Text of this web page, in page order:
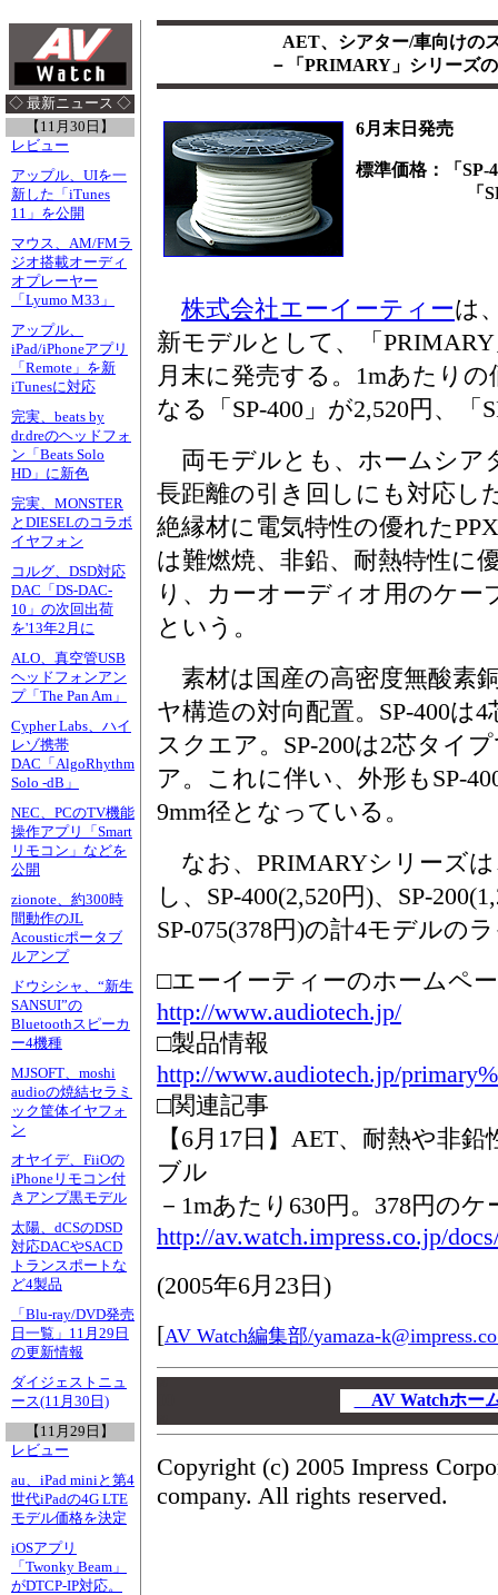
◇ 最新ニュース ◇
【11月30日】
レビュー
アップル、UIを一
新した「iTunes
11」を公開
マウス、AM/FMラ
ジオ搭載オーディ
オプレーヤー
「Lyumo M33」
アップル、
iPad/iPhoneアプリ
「Remote」を新
iTunesに対応
完実、beats by
dr.dreのヘッドフォ
ン「Beats Solo
HD」に新色
完実、MONSTER
とDIESELのコラボ
イヤフォン
コルグ、DSD対応
DAC「DS-DAC-
10」の次回出荷
を'13年2月に
ALO、真空管USB
ヘッドフォンアン
プ「The Pan Am」
Cypher Labs、ハイ
レゾ携帯
DAC「AlgoRhythm
Solo -dB」
NEC、PCのTV機能
操作アプリ「Smart
リモコン」などを
公開
zionote、約300時
間動作のJL
Acousticポータブ
ルアンプ
ドウシシャ、“新生
SANSUI”の
Bluetoothスピーカ
ー4機種
MJSOFT、moshi
audioの焼結セラミ
ック筐体イヤフォ
ン
オヤイデ、FiiOの
iPhoneリモコン付
きアンプ黒モデル
太陽、dCSのDSD
対応DACやSACD
トランスポートな
ど4製品
「Blu-ray/DVD発売
日一覧」11月29日
の更新情報
ダイジェストニュ
ース(11月30日)
【11月29日】
レビュー
au、iPad miniと第4
世代iPadの4G LTE
モデル価格を決定
iOSアプリ
「Twonky Beam」
がDTCP-IP対応。
AET、シアター/車向けの
－「PRIMARY」シリーズ
6月末日発売
標準価格：「SP-
「SP-200
株式会社エーイーティーは
新モデルとして、「
月末に発売する。1mあたり
なる「SP-400」が2,520円、「
両モデルとも、ホームシア
長距離の引き回しにも対応し
絶縁材に電気特性の優れた
は難燃焼、非鉛、耐熱特性に
り、カーオーディオ用のケ
という。
素材は国産の高密度無酸素
ヤ構造の対向配置。SP-400は
スクエア。SP-200は2芯タイ
ア。これに伴い、外形もSP-
9mm径となっている。
なお、PRIMARYシリーズ
し、SP-400(2,520円)、SP-
SP-075(378円)の計4モデルの
□エーイーティーのホームペ
http://www.audiotech.jp/
□製品情報
http://www.audiotech.jp/
□関連記事
【6月17日】AET、耐熱や非
ブル
－1mあたり630円。378円の
http://av.watch.impress.co.jp/
(2005年6月23日)
[AV Watch編集部/yamaza-
AV Watchホー
Copyright (c) 2005 Impress
company. All rights reserved.